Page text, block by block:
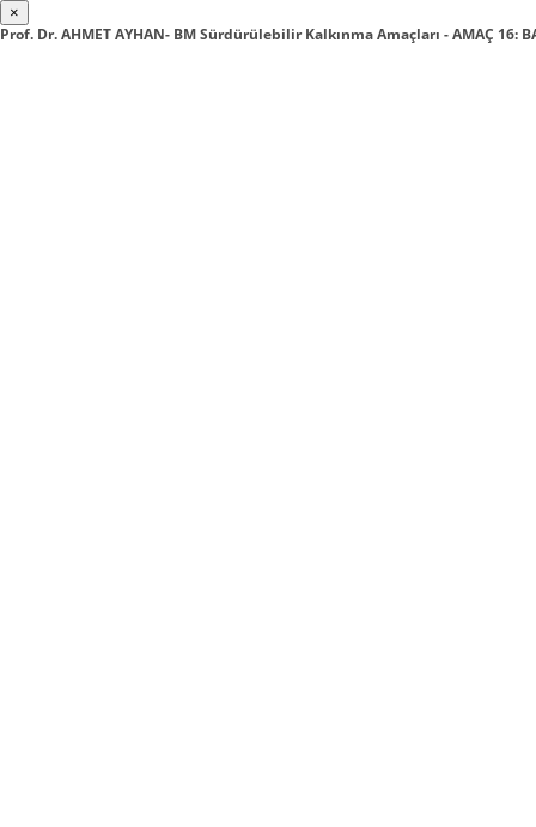
×
Prof. Dr. AHMET AYHAN- BM Sürdürülebilir Kalkınma Amaçları - AMAÇ 16: